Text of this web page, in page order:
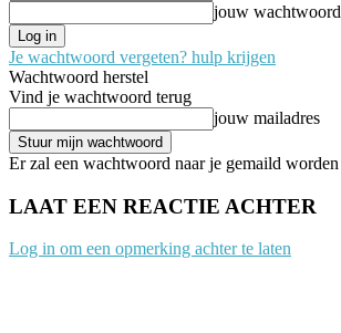
jouw wachtwoord
Je wachtwoord vergeten? hulp krijgen
Wachtwoord herstel
Vind je wachtwoord terug
jouw mailadres
Er zal een wachtwoord naar je gemaild worden
LAAT EEN REACTIE ACHTER
Log in om een opmerking achter te laten